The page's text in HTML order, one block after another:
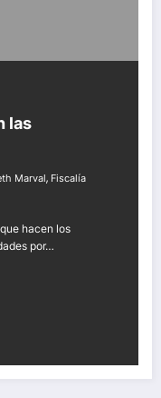
las
Marval, Fiscalía
hacen los
por…